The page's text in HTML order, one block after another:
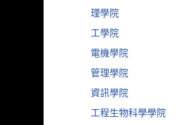
理學院
工學院
電機學院
管理學院
資訊學院
工程生物科學學院